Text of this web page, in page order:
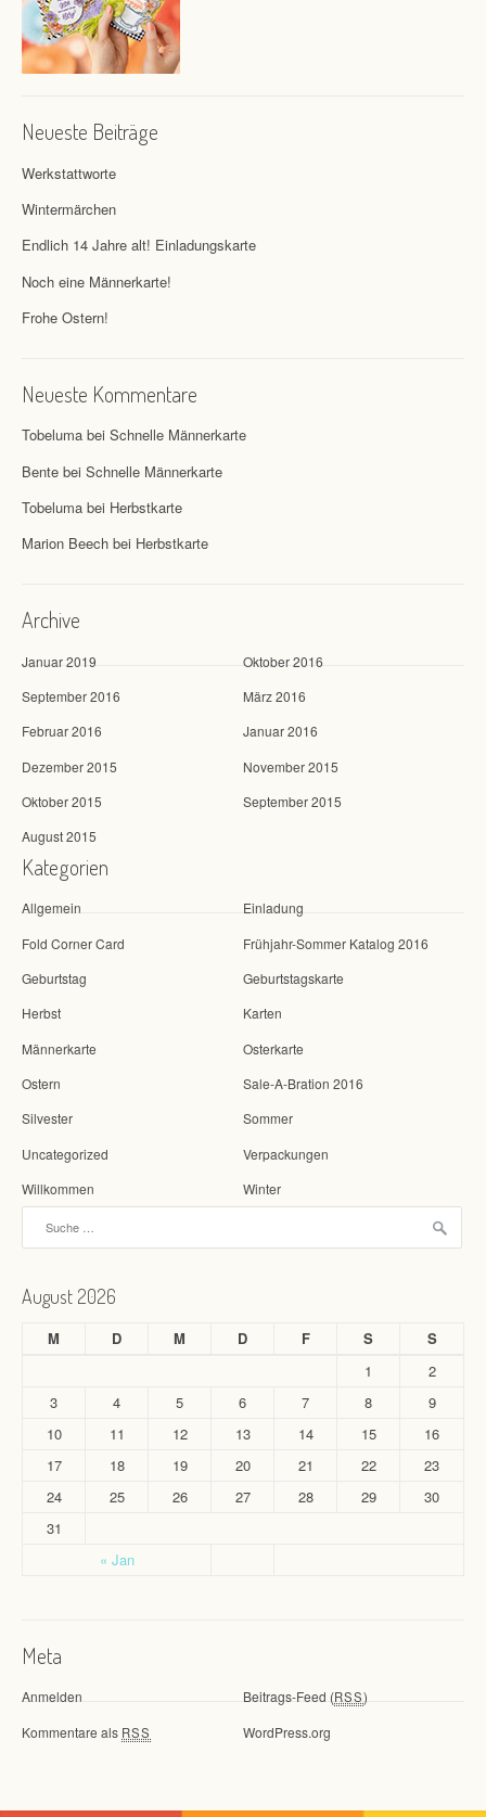
Neueste Beiträge
Werkstattworte
Wintermärchen
Endlich 14 Jahre alt! Einladungskarte
Noch eine Männerkarte!
Frohe Ostern!
Neueste Kommentare
Tobeluma bei Schnelle Männerkarte
Bente bei Schnelle Männerkarte
Tobeluma bei Herbstkarte
Marion Beech bei Herbstkarte
Archive
Januar 2019
Oktober 2016
September 2016
März 2016
Februar 2016
Januar 2016
Dezember 2015
November 2015
Oktober 2015
September 2015
August 2015
Kategorien
Allgemein
Einladung
Fold Corner Card
Frühjahr-Sommer Katalog 2016
Geburtstag
Geburtstagskarte
Herbst
Karten
Männerkarte
Osterkarte
Ostern
Sale-A-Bration 2016
Silvester
Sommer
Uncategorized
Verpackungen
Willkommen
Winter
August 2026
M D M D F S S
« Jan
1
2
3
4 5 6 7 8
9
10
11 12 13 14 15
16
17
18 19 20 21 22
23
24
25 26 27 28 29
30
31
Meta
Anmelden Beitrags-Feed (RSS)
Kommentare als RSS WordPress.org